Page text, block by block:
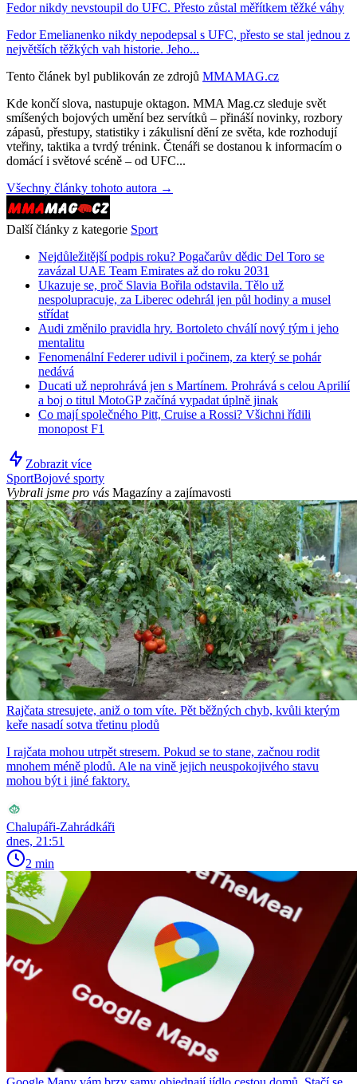
Fedor nikdy nevstoupil do UFC. Přesto zůstal měřítkem těžké váhy
Fedor Emelianenko nikdy nepodepsal s UFC, přesto se stal jednou z
největších těžkých vah historie. Jeho...
Tento článek byl publikován ze zdrojů MMAMAG.cz
Kde končí slova, nastupuje oktagon. MMA Mag.cz sleduje svět
smíšených bojových umění bez servítků – přináší novinky, rozbory
zápasů, přestupy, statistiky i zákulisní dění ze světa, kde rozhodují
vteřiny, taktika a tvrdý trénink. Čtenáři se dostanou k informacím o
domácí i světové scéně – od UFC...
Všechny články tohoto autora →
Další články z kategorie Sport
Nejdůležitější podpis roku? Pogačarův dědic Del Toro se
zavázal UAE Team Emirates až do roku 2031
Ukazuje se, proč Slavia Bořila odstavila. Tělo už
nespolupracuje, za Liberec odehrál jen půl hodiny a musel
střídat
Audi změnilo pravidla hry. Bortoleto chválí nový tým i jeho
mentalitu
Fenomenální Federer udivil i počinem, za který se pohár
nedává
Ducati už neprohrává jen s Martínem. Prohrává s celou Aprilií
a boj o titul MotoGP začíná vypadat úplně jinak
Co mají společného Pitt, Cruise a Rossi? Všichni řídili
monopost F1
Zobrazit více
SportBojové sporty
Vybrali jsme pro vás Magazíny a zajímavosti
Rajčata stresujete, aniž o tom víte. Pět běžných chyb, kvůli kterým
keře nasadí sotva třetinu plodů
I rajčata mohou utrpět stresem. Pokud se to stane, začnou rodit
mnohem méně plodů. Ale na vině jejich neuspokojivého stavu
mohou být i jiné faktory.
Chalupáři-Zahrádkáři
dnes, 21:51
2 min